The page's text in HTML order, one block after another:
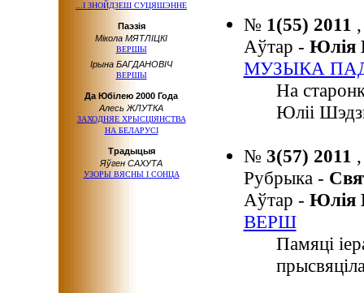
...І ЗНОЙДЗЕШ СУЦЯШЭННЕ
Паэзія
Мікола МЯТЛІЦКІ
ВЕРШЫ
Ірына БАГДАНОВІЧ
ВЕРШЫ
Да Юбілею 2000 Года
Алесь ЖЛУТКА
ЗАХОДНЯЕ ХРЫСЦІЯНСТВА
НА БЕЛАРУСІ
Tрaдыцыя
Яўгeн CАХУТА
УЗOPЫ BЯCHЫ I COHЦA
№ 1(55) 2011
Аўтар -
МУЗЫКА
На
Юліі
№ 3(57) 2011 ,
Рубрыка -
Аўтар -
ВЕРШ
Памяці